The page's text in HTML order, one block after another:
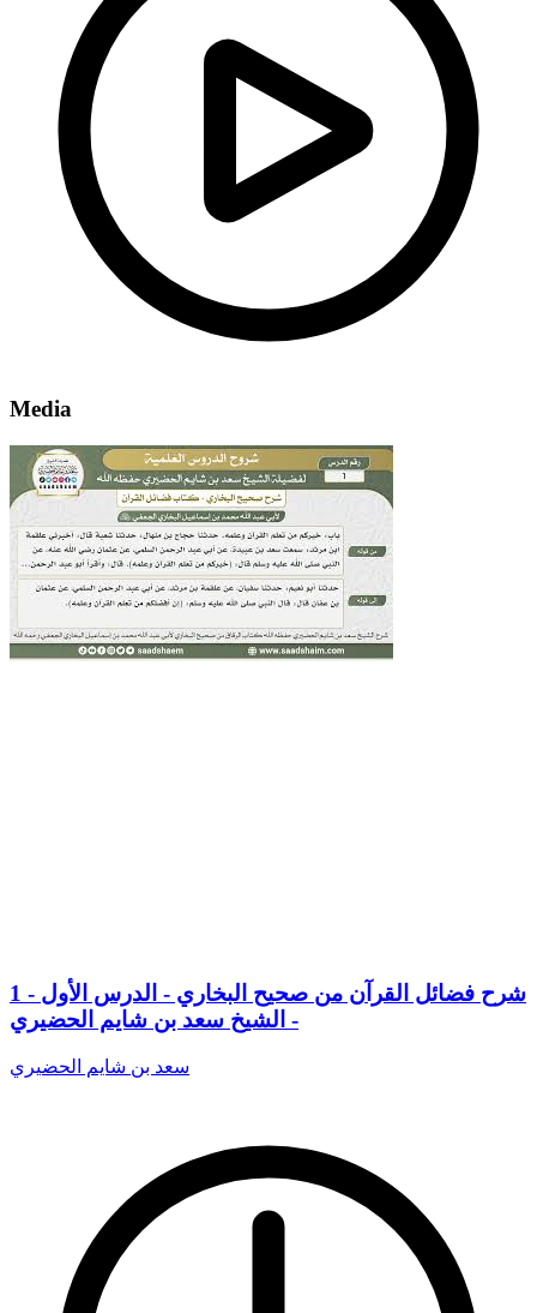
Media
1 - شرح فضائل القرآن من صحيح البخاري - الدرس الأول
- الشيخ سعد بن شايم الحضيري
سعد بن شايم الحضيري